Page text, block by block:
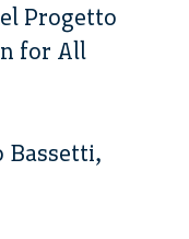
Progetto
for All
Bassetti,